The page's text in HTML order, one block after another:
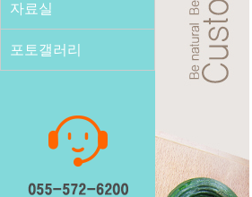
자료실
포토갤러리